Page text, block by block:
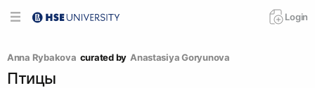
Login
Anna Rybakova curated by Anastasiya Goryunova
Птицы